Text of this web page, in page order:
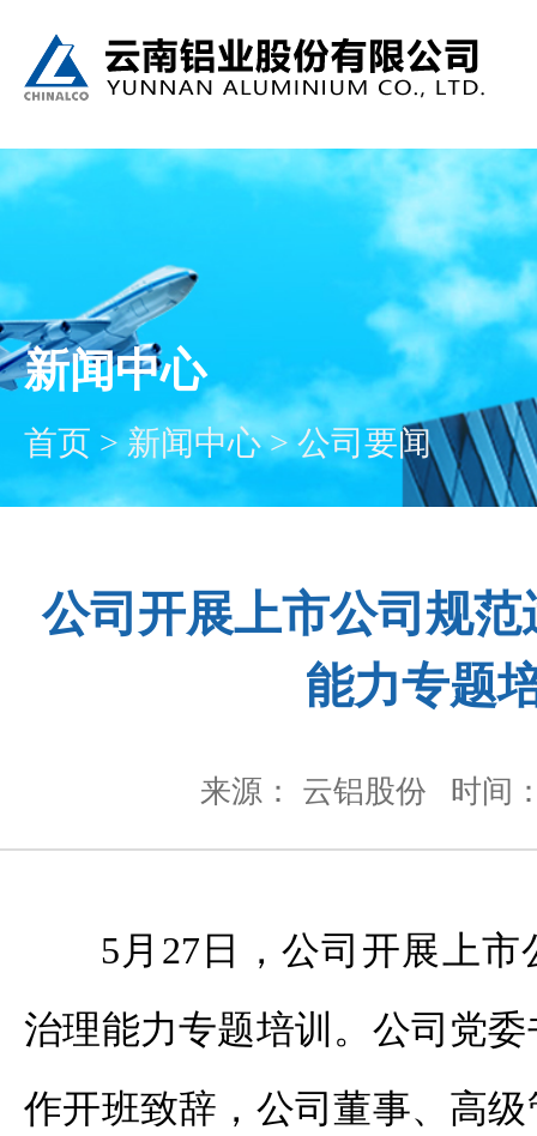
新闻中心
首页 >新闻中心>公司要闻
公司开展上市公司规范
能力专题
来源： 云铝股份 时间
5月27日，公司开展上市
治理能力专题培训。公司党
作开班致辞，公司董事、高